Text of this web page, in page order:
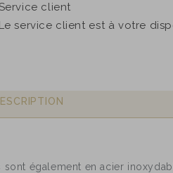
client
Le service client est à votre
sont également en acier